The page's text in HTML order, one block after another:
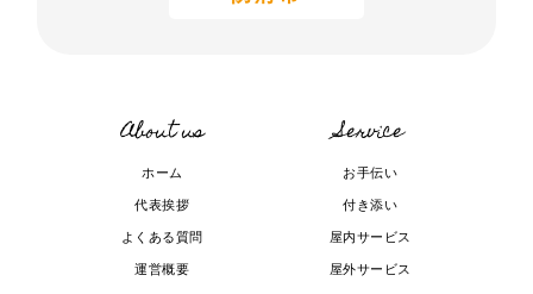
About us
ホーム
代表挨拶
よくある質問
運営概要
Service
お手伝い
付き添い
屋内サービス
屋外サービス